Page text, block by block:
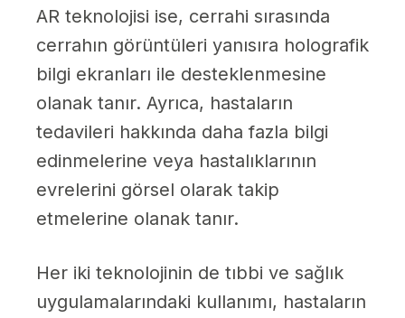
AR teknolojisi ise, cerrahi sırasında
cerrahın görüntüleri yanısıra holografik
bilgi ekranları ile desteklenmesine
olanak tanır. Ayrıca, hastaların
tedavileri hakkında daha fazla bilgi
edinmelerine veya hastalıklarının
evrelerini görsel olarak takip
etmelerine olanak tanır.
Her iki teknolojinin de tıbbi ve sağlık
uygulamalarındaki kullanımı, hastaların